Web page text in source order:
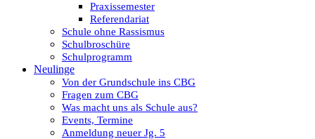
Praxissemester
Referendariat
Schule ohne Rassismus
Schulbroschüre
Schulprogramm
Neulinge
Von der Grundschule ins CBG
Fragen zum CBG
Was macht uns als Schule aus?
Events, Termine
Anmeldung neuer Jg. 5